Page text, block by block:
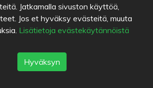
Jatkamalla sivuston käyttöä,
Jos et hyväksy evästeitä, muuta
Lisätietoja evästekäytännöistä
Hyväksyn